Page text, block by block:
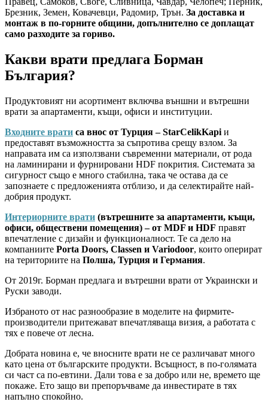
Брезник, Земен, Ковачевци, Радомир, Трън. За доставка и
монтаж в по-горните общини, допълнително се доплащат
само разходите за гориво.
Какви врати предлага Борман
България?
Продуктовият ни асортимент включва външни и вътрешни
врати за апартаменти, къщи, офиси и институции.
Входните врати са внос от Турция – StarCelikKapi и
предоставят възможността за съпротива срещу взлом. За
направата им са използвани съвременни материали, от рода
на ламинирани и фурнировани HDF покрития. Системата за
сигурност също е много стабилна, така че остава да се
запознаете с предложенията отблизо, и да селектирайте най-
добрия продукт.
Интериорните врати (вътрешните за апартаменти, къщи,
офиси, обществени помещения) – от MDF и HDF правят
впечатление с дизайн и функционалност. Те са дело на
компаниите Porta Doors, Classen и Variodoor, които оперират
на териториите на Полша, Турция и Германия.
От 2019г. Борман предлага и вътрешни врати от Украински и
Руски заводи.
Избраното от нас разнообразие в моделите на фирмите-
производители притежават впечатляваща визия, а работата с
тях е повече от лесна.
Добрата новина е, че вносните врати не се различават много
като цена от българските продукти. Всъщност, в по-голямата
си част са по-евтини. Дали това е за добро или не, времето ще
покаже. Ето защо ви препоръчваме да инвестирате в тях
напълно спокойно.